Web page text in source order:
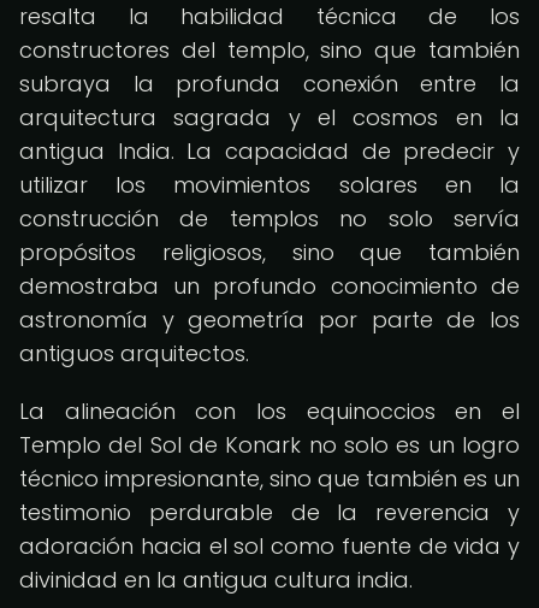
resalta la habilidad técnica de los
constructores del templo, sino que también
subraya la profunda conexión entre la
arquitectura sagrada y el cosmos en la
antigua India. La capacidad de predecir y
utilizar los movimientos solares en la
construcción de templos no solo servía
propósitos religiosos, sino que también
demostraba un profundo conocimiento de
astronomía y geometría por parte de los
antiguos arquitectos.
La alineación con los equinoccios en el
Templo del Sol de Konark no solo es un logro
técnico impresionante, sino que también es un
testimonio perdurable de la reverencia y
adoración hacia el sol como fuente de vida y
divinidad en la antigua cultura india.